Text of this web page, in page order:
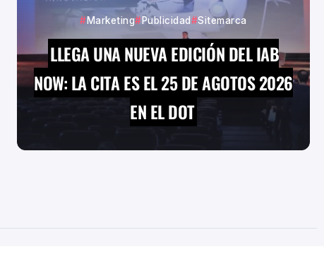
Marketing Publicidad Sitemarca
LLEGA UNA NUEVA EDICIÓN DEL IAB
NOW: LA CITA ES EL 25 DE AGOTOS 2026
EN EL DOT